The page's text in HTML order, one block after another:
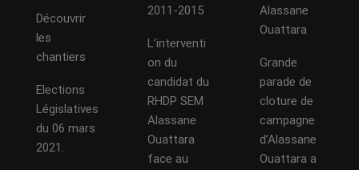
Découvrir
les
chantiers
Elections
Législatives
du 06 mars
2021.
2011-2015
L’interventi
on du
candidat du
RHDP SEM
Alassane
Ouattara
face au
Alassane
Ouattara
Grande
parade de
cloture de
campagne
d’Alassane
Ouattara a